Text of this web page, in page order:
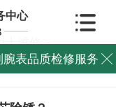
中心
表品质检修服务 
士维修>